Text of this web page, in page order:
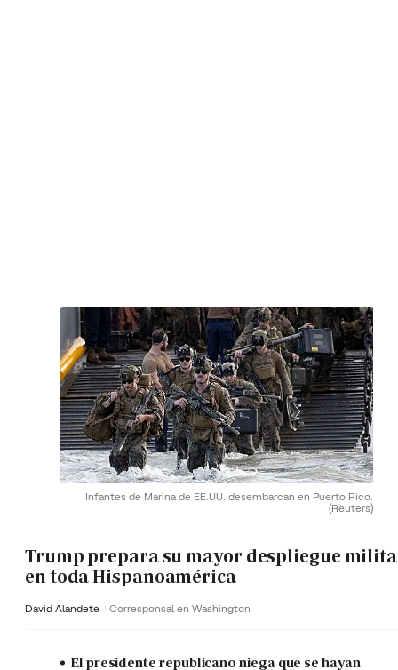
Infantes de Marina de EE.UU. desembarcan en Puerto Rico.
(Reuters)
Trump prepara su mayor despliegue
en toda Hispanoamérica
David Alandete Corresponsal en Washington
El presidente republicano niega que se hayan